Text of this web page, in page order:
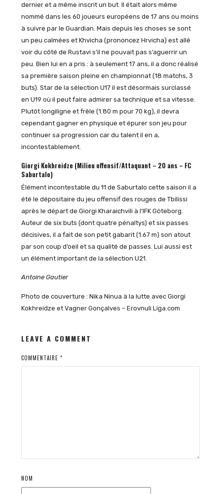
dernier et a même inscrit un but. Il était alors même
nommé dans les 60 joueurs européens de 17 ans ou moins
à suivre par le Guardian. Mais depuis les choses se sont
un peu calmées et Khvicha (prononcez Hrvicha) est allé
voir du côté de Rustavi s’il ne pouvait pas s’aguerrir un
peu. Bien lui en a pris : à seulement 17 ans, il a donc réalisé
sa première saison pleine en championnat (18 matchs, 3
buts). Star de la sélection U17 il est désormais surclassé
en U19 où il peut faire admirer sa technique et sa vitesse.
Plutôt longiligne et frêle (1.80 m pour 70 kg), il devra
cependant gagner en physique et épurer son jeu pour
continuer sa progression car du talent il en a,
incontestablement.
Giorgi Kokhreidze (Milieu offensif/Attaquant – 20 ans – FC
Saburtalo)
Élément incontestable du 11 de Saburtalo cette saison il a
été le dépositaire du jeu offensif des rouges de Tbilissi
après le départ de Giorgi Kharaichvili à l’IFK Göteborg.
Auteur de six buts (dont quatre pénaltys) et six passes
décisives, il a fait de son petit gabarit (1.67 m) son atout
par son coup d’oeil et sa qualité de passes. Lui aussi est
un élément important de la sélection U21.
Antoine Gautier
Photo de couverture : Nika Ninua à la lutte avec Giorgi
Kokhreidze et Vagner Gonçalves – Erovnuli Liga.com
LEAVE A COMMENT
COMMENTAIRE *
NOM